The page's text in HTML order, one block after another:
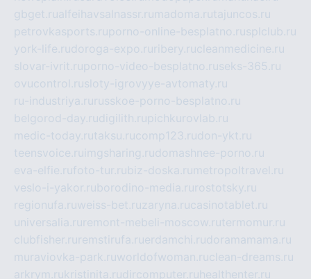
gbget.rualfeihavsalnassr.ru madoma.rutajuncos.ru
petrovkasports.ruporno-online-besplatno.rusplclub.ru
york-life.rudoroga-expo.ru ribery.rucleanmedicine.ru
slovar-ivrit.ruporno-video-besplatno.ruseks-365.ru
ovucontrol.rusloty-igrovyye-avtomaty.ru
ru-industriya.ru russkoe-porno-besplatno.ru
belgorod-day.rudigilith.rupichkurovlab.ru
medic-today.rutaksu.rucomp123.rudon-ykt.ru
teensvoice.ru imgsharing.rudomashnee-porno.ru
eva-elfie.rufoto-tur.rubiz-doska.ru metropoltravel.ru
veslo-i-yakor.ruborodino-media.ru rostotsky.ru
regionufa.ruweiss-bet.ruzaryna.rucasinotablet.ru
universalia.ru remont-mebeli-moscow.rutermomur.ru
clubfisher.ru remstirufa.ruerdamchi.rudoramamama.ru
muraviovka-park.ruworldofwoman.ruclean-dreams.ru
arkrym.rukristinita.rudircomputer.ru healthenter.ru